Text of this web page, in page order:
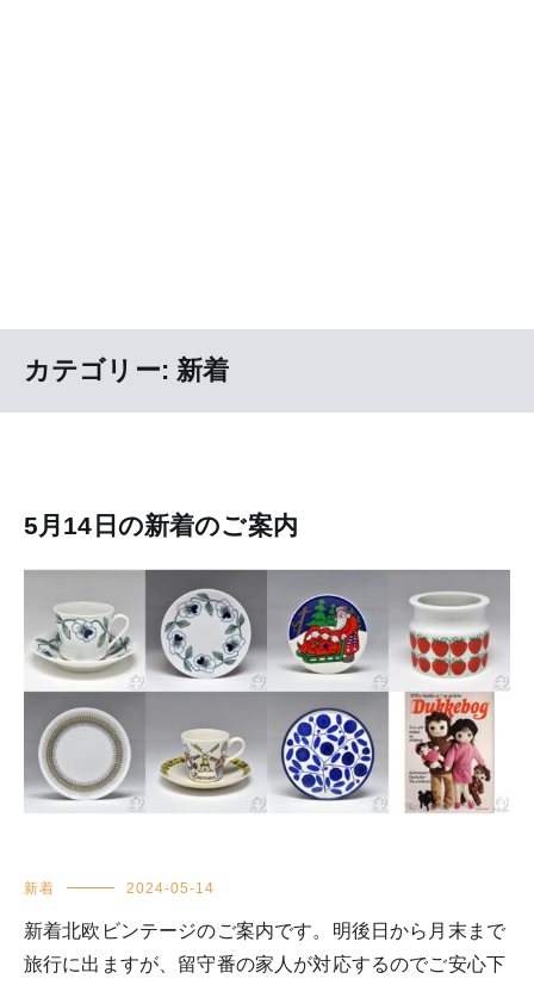
カテゴリー:新着
5月14日の新着のご案内
新着 2024-05-14
新着北欧ビンテージのご案内です。明後日から月末まで
旅行に出ますが、留守番の家人が対応するのでご安心下